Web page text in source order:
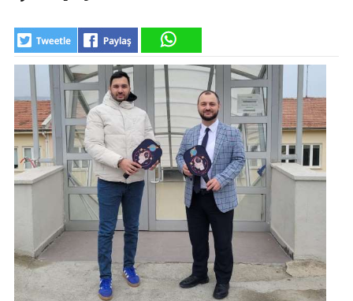
SAMSUNSPOR
GÜNDEM
SİYASET
EKONOMİ
DÜNYA
MAGAZİN
GALERİ
VİDEO